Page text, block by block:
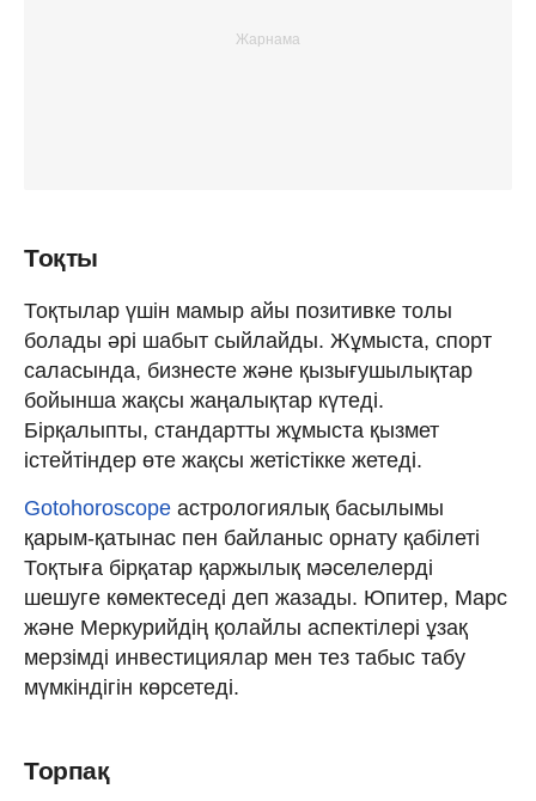
Тоқты
Тоқтылар үшін мамыр айы позитивке толы
болады әрі шабыт сыйлайды. Жұмыста, спорт
саласында, бизнесте және қызығушылықтар
бойынша жақсы жаңалықтар күтеді.
Бірқалыпты, стандартты жұмыста қызмет
істейтіндер өте жақсы жетістікке жетеді.
Gotohoroscope астрологиялық басылымы
қарым-қатынас пен байланыс орнату қабілеті
Тоқтыға бірқатар қаржылық мәселелерді
шешуге көмектеседі деп жазады. Юпитер, Марс
және Меркурийдің қолайлы аспектілері ұзақ
мерзімді инвестициялар мен тез табыс табу
мүмкіндігін көрсетеді.
Торпақ